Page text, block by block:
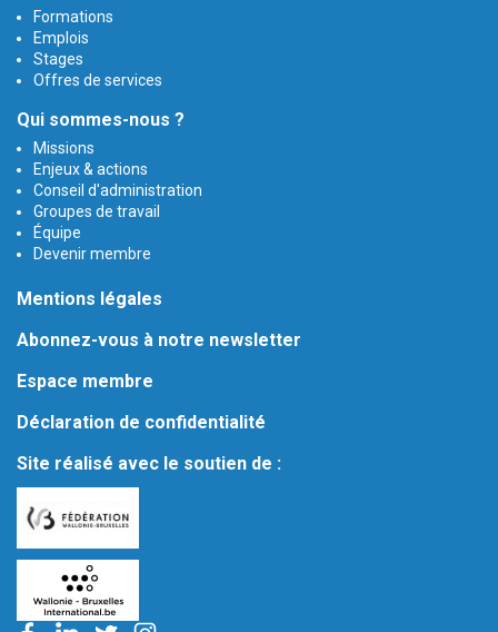
Formations
Emplois
Stages
Offres de services
Qui sommes-nous ?
Missions
Enjeux & actions
Conseil d'administration
Groupes de travail
Équipe
Devenir membre
Mentions légales
Abonnez-vous à notre newsletter
Espace membre
Déclaration de confidentialité
Site réalisé avec le soutien de :